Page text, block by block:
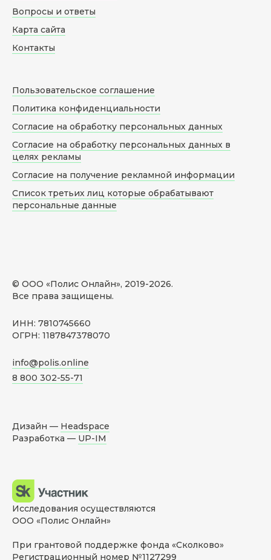
© ООО «Полис Онлайн», 2019-2026.
Все права защищены.
ИНН: 7810745660
ОГРН: 1187847378070
info@polis.online
8 800 302-55-71
Вопросы и ответы
Карта сайта
Контакты
Пользовательское соглашение
Политика конфиденциальности
Согласие на обработку персональных данных
Согласие на обработку персональных данных в
целях рекламы
Согласие на получение рекламной информации
Список третьих лиц которые обрабатывают
персональные данные
Дизайн — Headspace
Разработка — UP-IM
Исследования осуществляются
ООО «Полис Онлайн»
При грантовой поддержке фонда «Сколково»
Регистрационный номер №1127299